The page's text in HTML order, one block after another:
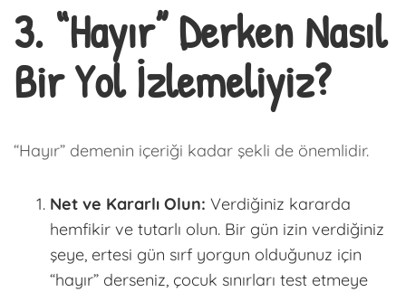
3. “Hayır” Derken Nasıl
Bir Yol İzlemeliyiz?
“Hayır” demenin içeriği kadar şekli de önemlidir.
Net ve Kararlı Olun: Verdiğiniz kararda
hemfikir ve tutarlı olun. Bir gün izin verdiğiniz
şeye, ertesi gün sırf yorgun olduğunuz için
“hayır” derseniz, çocuk sınırları test etmeye